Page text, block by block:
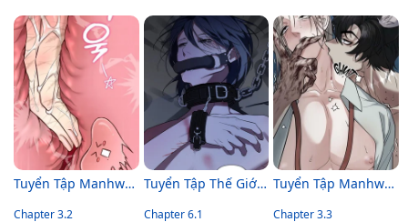
Tuyển Tập Manhwa Ngắn Bạo Dăm
Chapter 3.2
Tuyển Tập Thế Giới ABO
Chapter 6.1
Tuyển Tập Manhwa Ngắn Nhân Thú
Chapter 3.3